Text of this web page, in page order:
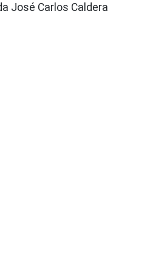
José Carlos Caldera